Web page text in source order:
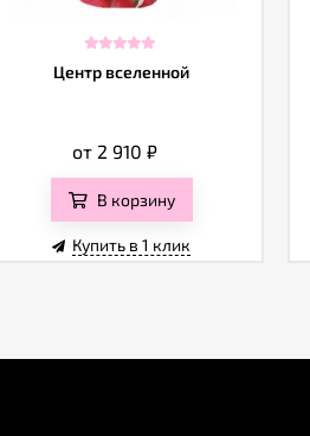
Центр вселенной
от 2 910 ₽
В корзину
Купить в 1 клик